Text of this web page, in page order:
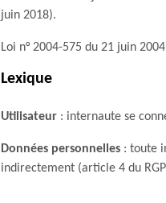
juin 2018).
Loi n° 2004-575 du 21 juin
Lexique
Utilisateur : internaute se
Données personnelles : toute
indirectement (article 4 du